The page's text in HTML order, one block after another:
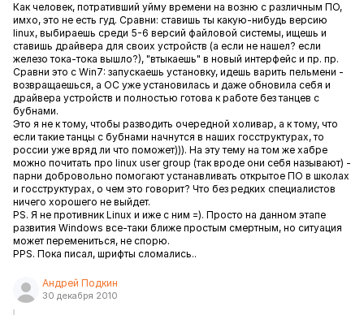
Как человек, потративший уйму времени на возню с различным ПО,
имхо, это не есть гуд. Сравни: ставишь ты какую-нибудь версию
linux, выбираешь среди 5-6 версий файловой системы, ищешь и
ставишь драйвера для своих устройств (а если не нашел? если
железо тока-тока вышло?), "втыкаешь" в новый интерфейс и пр. пр.
Сравни это с Win7: запускаешь установку, идешь варить пельмени -
возвращаешься, а ОС уже установилась и даже обновила себя и
драйвера устройств и полностью готова к работе без танцев с
бубнами.
Это я не к тому, чтобы разводить очередной холивар, а к тому, что
если такие танцы с бубнами начнутся в наших госструктурах, то
россии уже вряд ли что поможет))). На эту тему на том же хабре
можно почитать про linux user group (так вроде они себя называют) -
парни добровольно помогают устанавливать открытое ПО в школах
и госструктурах, о чем это говорит? Что без редких специалистов
ничего хорошего не выйдет.
PS. Я не противник Linux и иже с ним =). Просто на данном этапе
развития Windows все-таки ближе простым смертным, но ситуация
может перемениться, не спорю.
PPS. Пока писал, шрифты сломались..
Андрей Подкин
30 декабря 2010